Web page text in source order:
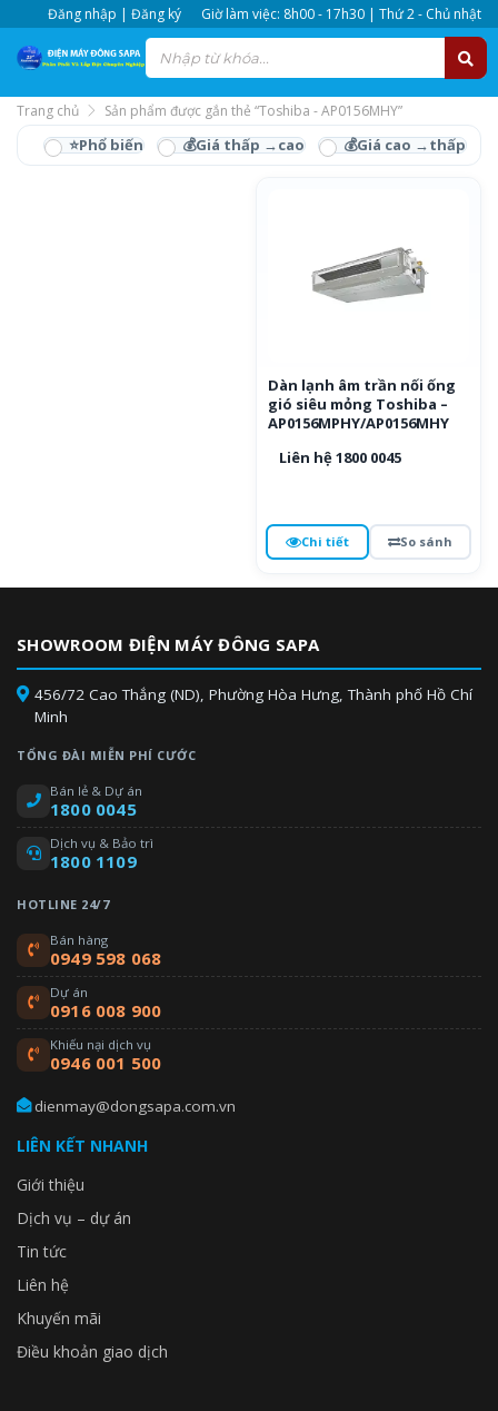
Đăng nhập | Đăng ký Giờ làm việc: 8h00 - 17h30 | Thứ 2 - Chủ nhật
Trang chủ Sản phẩm được gắn thẻ “Toshiba - AP0156MHY”
Toshiba - AP0156MHY
Dàn lạnh âm trần nối ống
gió siêu mỏng Toshiba –
AP0156MPHY/AP0156MHY
Liên hệ 1800 0045
Chi tiết So sánh
SHOWROOM ĐIỆN MÁY ĐÔNG SAPA
456/72 Cao Thắng (ND), Phường Hòa Hưng, Thành phố Hồ Chí
Minh
TỔNG ĐÀI MIỄN PHÍ CƯỚC
Bán lẻ & Dự án
1800 0045
Dịch vụ & Bảo trì
1800 1109
HOTLINE 24/7
Bán hàng
0949 598 068
Dự án
0916 008 900
Khiếu nại dịch vụ
0946 001 500
dienmay@dongsapa.com.vn
LIÊN KẾT NHANH
Giới thiệu
Dịch vụ – dự án
Tin tức
Liên hệ
Khuyến mãi
Điều khoản giao dịch